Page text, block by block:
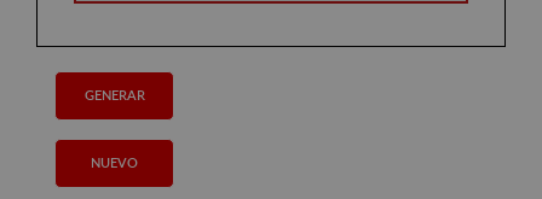
GENERAR
NUEVO